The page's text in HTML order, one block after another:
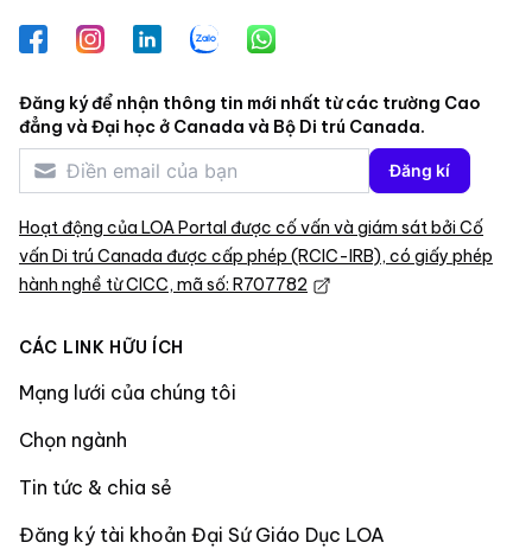
FacebookInstagramLinkedInZalo WhatsApp
Đăng ký để nhận thông tin mới nhất từ các trường Cao
đẳng và Đại học ở Canada và Bộ Di trú Canada.
Đăng kí
Hoạt động của LOA Portal được cố vấn và giám sát bởi Cố
vấn Di trú Canada được cấp phép (RCIC-IRB), có giấy phép
hành nghề từ CICC, mã số: R707782
CÁC LINK HỮU ÍCH
Mạng lưới của chúng tôi
Chọn ngành
Tin tức & chia sẻ
Đăng ký tài khoản Đại Sứ Giáo Dục LOA